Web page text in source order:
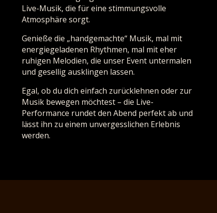
Live-Musik, die für eine stimmungsvolle
Atmosphäre sorgt.
Genieße die „handgemachte“ Musik, mal mit
energiegeladenen Rhythmen, mal mit eher
ruhigen Melodien, die unser Event untermalen
und gesellig ausklingen lassen.
Egal, ob du dich einfach zurücklehnen oder zur
Musik bewegen möchtest – die Live-
Performance rundet den Abend perfekt ab und
lässt ihn zu einem unvergesslichen Erlebnis
werden.